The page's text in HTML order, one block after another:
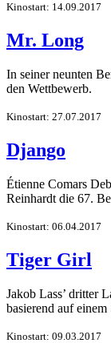
Kinostart: 14.09.2017
Mr. Long
In seiner neunten
den Wettbewerb.
Kinostart: 27.07.2017
Django
Étienne Comars
Reinhardt die 67.
Kinostart: 06.04.2017
Tiger Girl
Jakob Lass’ dritter
basierend auf einem
Kinostart: 09.03.2017